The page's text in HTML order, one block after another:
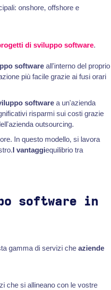
onshore, offshore e
di sviluppo software.
softwareall'interno del proprio
più facile grazie ai fusi orari
softwarea un'azienda
risparmi sui costi grazie
outsourcing.
In questo modello, si lavora
I vantaggiequilibrio tra
software in
gamma di servizi che aziende
che si allineano con le vostre